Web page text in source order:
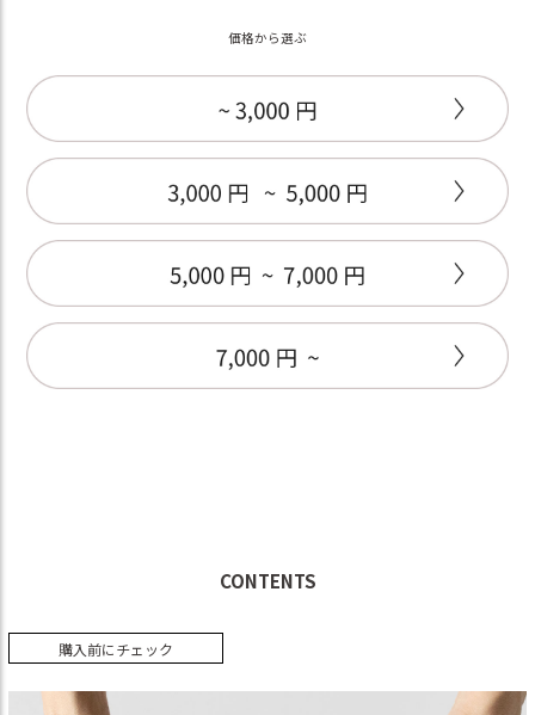
価格から選ぶ
CONTENTS
購入前にチェック